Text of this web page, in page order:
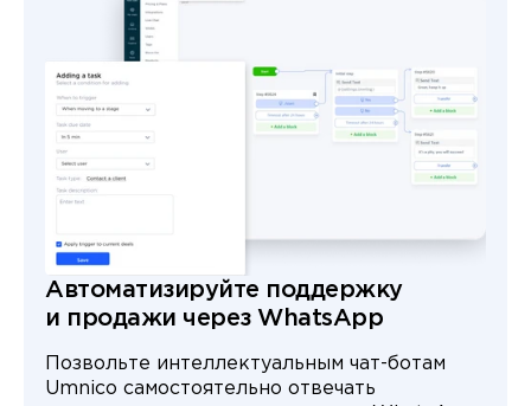
Автоматизируйте поддержку
и продажи через WhatsApp
Позвольте интеллектуальным чат-ботам
Umnico самостоятельно отвечать